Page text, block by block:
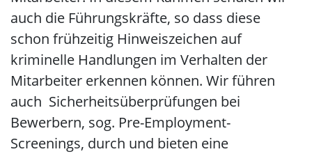
auch die Führungskräfte, so dass diese
schon frühzeitig Hinweiszeichen auf
kriminelle Handlungen im Verhalten der
Mitarbeiter erkennen können. Wir führen
auch Sicherheitsüberprüfungen bei
Bewerbern, sog. Pre-Employment-
Screenings, durch und bieten eine